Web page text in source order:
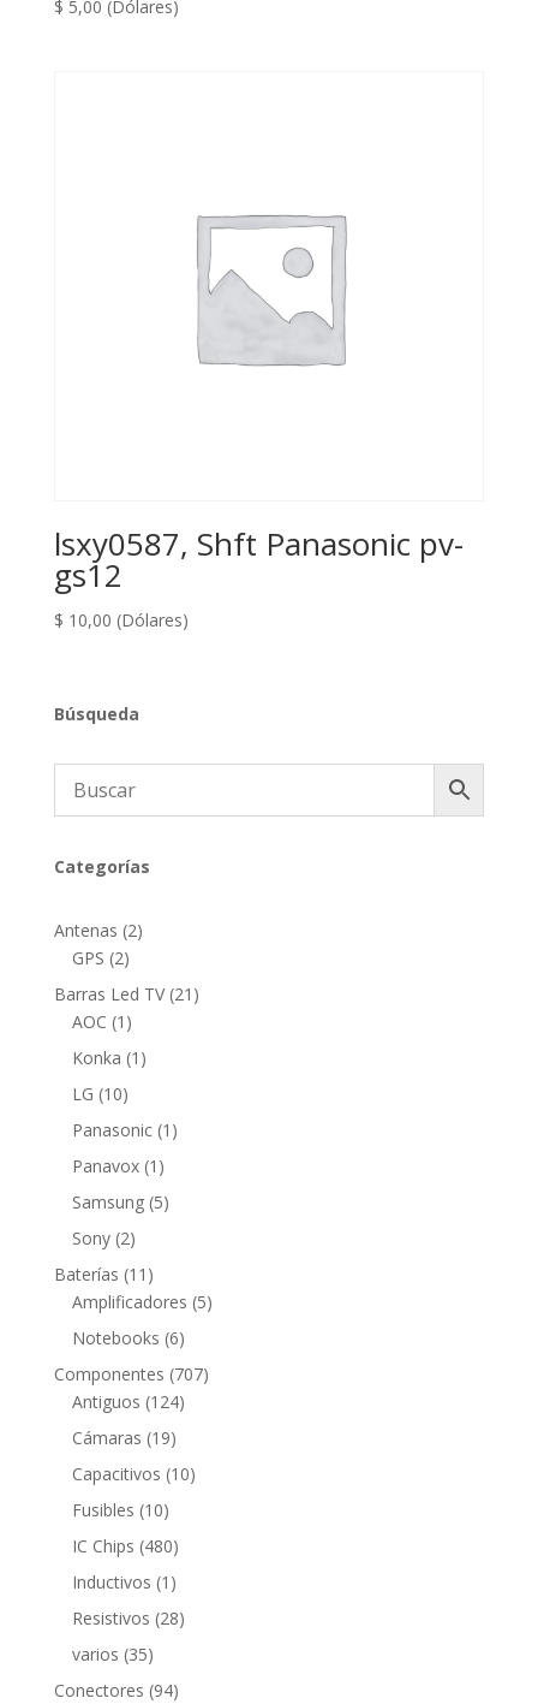
$ 5,00 (Dólares)
lsxy0587, Shft Panasonic pv-
gs12
$ 10,00 (Dólares)
Búsqueda
Categorías
Antenas 22
GPS 22
productos
Barras Led TV 21 21
AOC 1 1
producto
Konka 1 1
LG 1010
productos
Panasonic 1 1
Panavox 1 1
producto
Samsung 55
Sony 22
productos
Baterías 11 11
productos
Amplificadores 55
Notebooks 66
productos
Componentes 707707
Antiguos 124124
Cámaras 1919
productos
Capacitivos 1010
Fusibles 1010
productos
IC Chips 480480
productos
Inductivos 1 1
producto
Resistivos 2828
varios 3535
productos
Conectores 9494